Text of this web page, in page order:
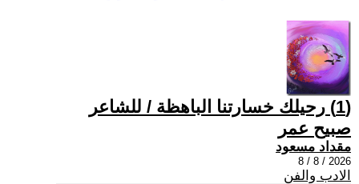
(1) رحيلك خسارتنا الباهظة / للشاعر
صبيح عمر
مقداد مسعود
2026 / 8 / 8
الادب والفن